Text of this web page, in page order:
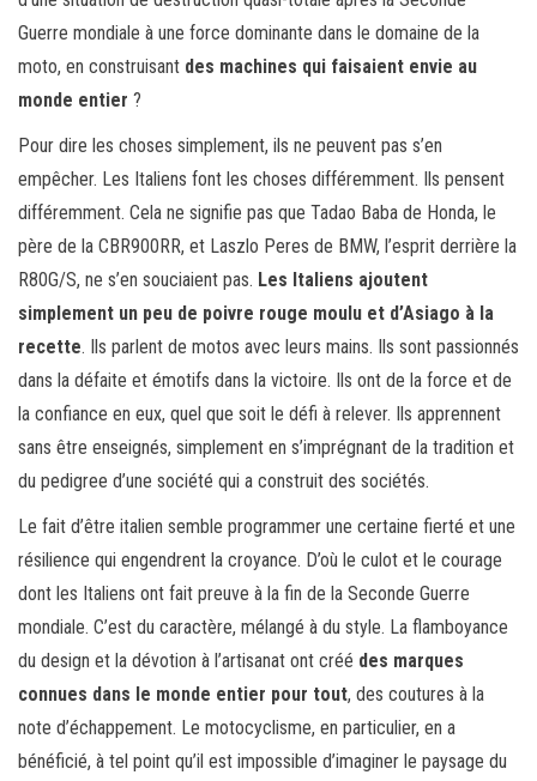
Guerre mondiale à une force dominante dans le domaine de la
moto, en construisant des machines qui faisaient envie au
monde entier ?
Pour dire les choses simplement, ils ne peuvent pas s’en
empêcher. Les Italiens font les choses différemment. Ils pensent
différemment. Cela ne signifie pas que Tadao Baba de Honda, le
père de la CBR900RR, et Laszlo Peres de BMW, l’esprit derrière la
R80G/S, ne s’en souciaient pas. Les Italiens ajoutent
simplement un peu de poivre rouge moulu et d’Asiago à la
recette. Ils parlent de motos avec leurs mains. Ils sont passionnés
dans la défaite et émotifs dans la victoire. Ils ont de la force et de
la confiance en eux, quel que soit le défi à relever. Ils apprennent
sans être enseignés, simplement en s’imprégnant de la tradition et
du pedigree d’une société qui a construit des sociétés.
Le fait d’être italien semble programmer une certaine fierté et une
résilience qui engendrent la croyance. D’où le culot et le courage
dont les Italiens ont fait preuve à la fin de la Seconde Guerre
mondiale. C’est du caractère, mélangé à du style. La flamboyance
du design et la dévotion à l’artisanat ont créé des marques
connues dans le monde entier pour tout, des coutures à la
note d’échappement. Le motocyclisme, en particulier, en a
bénéficié, à tel point qu’il est impossible d’imaginer le paysage du